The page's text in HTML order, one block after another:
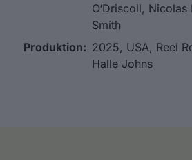
O‘Driscoll,
Smith
Produktion: 2025, USA, Reel
Halle Johns